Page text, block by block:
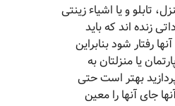
تابلو و یا اشیاء زینتی
زنده اند که باید
رفتار شود بنابراین
یا منزلتان به
بهتر است حتی
جای آنها را معین